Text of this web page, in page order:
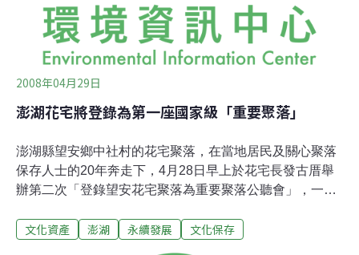
的目的，並提供發聲管道，完工後也應妥善進行經營管理
工作，避免有使用頻率太低、荒廢或淪為蚊子館
2008年04月29日
澎湖花宅將登錄為第一座國家級「重要聚落」
澎湖縣望安鄉中社村的花宅聚落，在當地居民及關心聚落
保存人士的20年奔走下，4月28日早上於花宅長發古厝舉
辦第二次「登錄望安花宅聚落為重要聚落公聽會」，一旦
史聚落。28日的公聽會主要目的是針對登錄程序向大眾做
文化資產 澎湖 永續發展 文化保存